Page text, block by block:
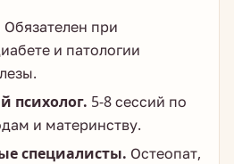
Обязателен при
и патологии
психолог. 5-8 сессий по
и материнству.
специалисты. Остеопат,